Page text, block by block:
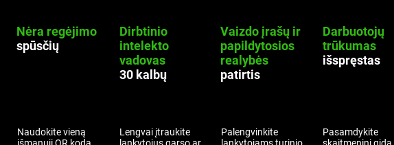
Nėra regėjimo
spūsčių
Dirbtinio
intelekto
vadovas
30 kalbų
Vaizdo įrašų ir
papildytosios
realybės
patirtis
Darbuotojų
trūkumas
išspręstas
Naudokite vieną
Lengvai įtraukite
Palengvinkite
Pasamdykite